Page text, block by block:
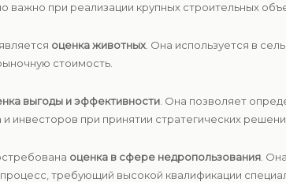
при реализации крупных строительных
оценка животных . Она используется в
стоимость.
выгоды и эффективности . Она позволяет
инвесторов при принятии стратегических
оценка в сфере недропользования .
требующий высокой квалификации